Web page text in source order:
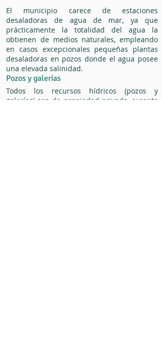
El municipio carece de estaciones
desaladoras de agua de mar, ya que
prácticamente la totalidad del agua la
obtienen de medios naturales, empleando
en casos excepcionales pequeñas plantas
desaladoras en pozos donde el agua posee
una elevada salinidad.
Pozos y galerías
Todos los recursos hídricos (pozos y
galerías) son de propiedad privada, excepto